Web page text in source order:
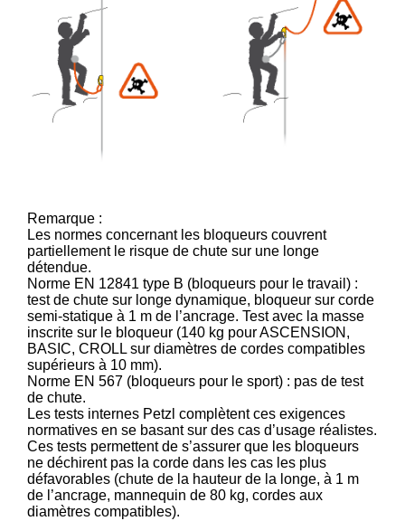
Remarque :
Les normes concernant les bloqueurs couvrent
partiellement le risque de chute sur une longe
détendue.
Norme EN 12841 type B (bloqueurs pour le travail) :
test de chute sur longe dynamique, bloqueur sur corde
semi-statique à 1 m de l’ancrage. Test avec la masse
inscrite sur le bloqueur (140 kg pour ASCENSION,
BASIC, CROLL sur diamètres de cordes compatibles
supérieurs à 10 mm).
Norme EN 567 (bloqueurs pour le sport) : pas de test
de chute.
Les tests internes Petzl complètent ces exigences
normatives en se basant sur des cas d’usage réalistes.
Ces tests permettent de s’assurer que les bloqueurs
ne déchirent pas la corde dans les cas les plus
défavorables (chute de la hauteur de la longe, à 1 m
de l’ancrage, mannequin de 80 kg, cordes aux
diamètres compatibles).